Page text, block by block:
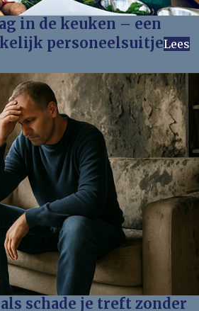
in de keuken – een
personeelsuitjeLees
schade je treft zonder